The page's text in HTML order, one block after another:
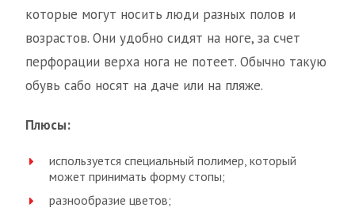
которые могут носить люди разных полов и
возрастов. Они удобно сидят на ноге, за счет
перфорации верха нога не потеет. Обычно такую
обувь сабо носят на даче или на пляже.
Плюсы:
используется специальный полимер, который
может принимать форму стопы;
разнообразие цветов;